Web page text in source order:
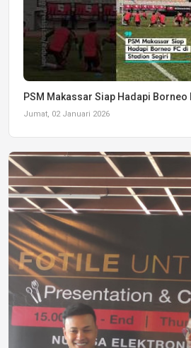
PSM Makassar Siap Hadapi Borneo
Jumat, 02 Januari 2026